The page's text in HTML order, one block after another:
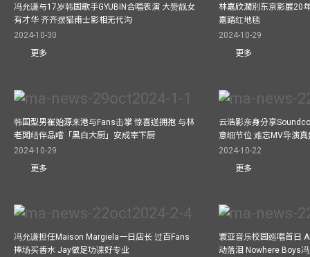
冯允谦与17岁韩国歌手GYUBIN合唱表演 大赞靓女
有才华 齐齐摆猫甫士影相无代沟
2024-10-30
更多
林嘉欣濶別东京影展20
嘉踏红地毯
2024-10-29
更多
韩国型男崔始源来港与Fans击掌 惊喜送拥抱 与林
老闆结伴品嚐「黑白大厨」安成宰下厨
2024-10-29
更多
云浩影亲身分享
意细节位 难忘MV导演
2024-10-22
更多
冯允谦担任Maison Margiela一日店长 过百Fans
捧场买香水 Jay做足功课好专业
寰亚音乐校园巡唱首日
动落泪 Nowhere Boys